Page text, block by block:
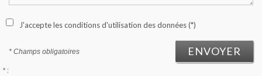
J'accepte les conditions d'utilisation des données (*)
* Champs obligatoires ENVOYER
* :